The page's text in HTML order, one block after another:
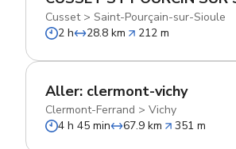
Cusset> Saint-Pourçain-sur-Sioule
2 h
28.8 km 212 m
Aller: clermont-vichy
Clermont-Ferrand > Vichy
4 h 45 min
67.9 km 351 m